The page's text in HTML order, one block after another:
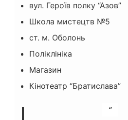
вул. Героїв полку “Азов”
Школа мистецтв №5
ст. м. Оболонь
Поліклініка
Магазин
Кінотеатр “Братислава”